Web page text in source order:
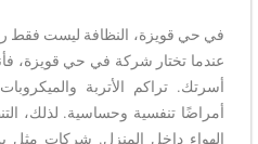
في حي قويزة، النظافة ليست فقط
عندما تختار شركة في حي قويزة،
أسرتك. تراكم الأتربة
أمراضًا تنفسية وحساسية. لذلك،
الهواء داخل المنزل. شركات